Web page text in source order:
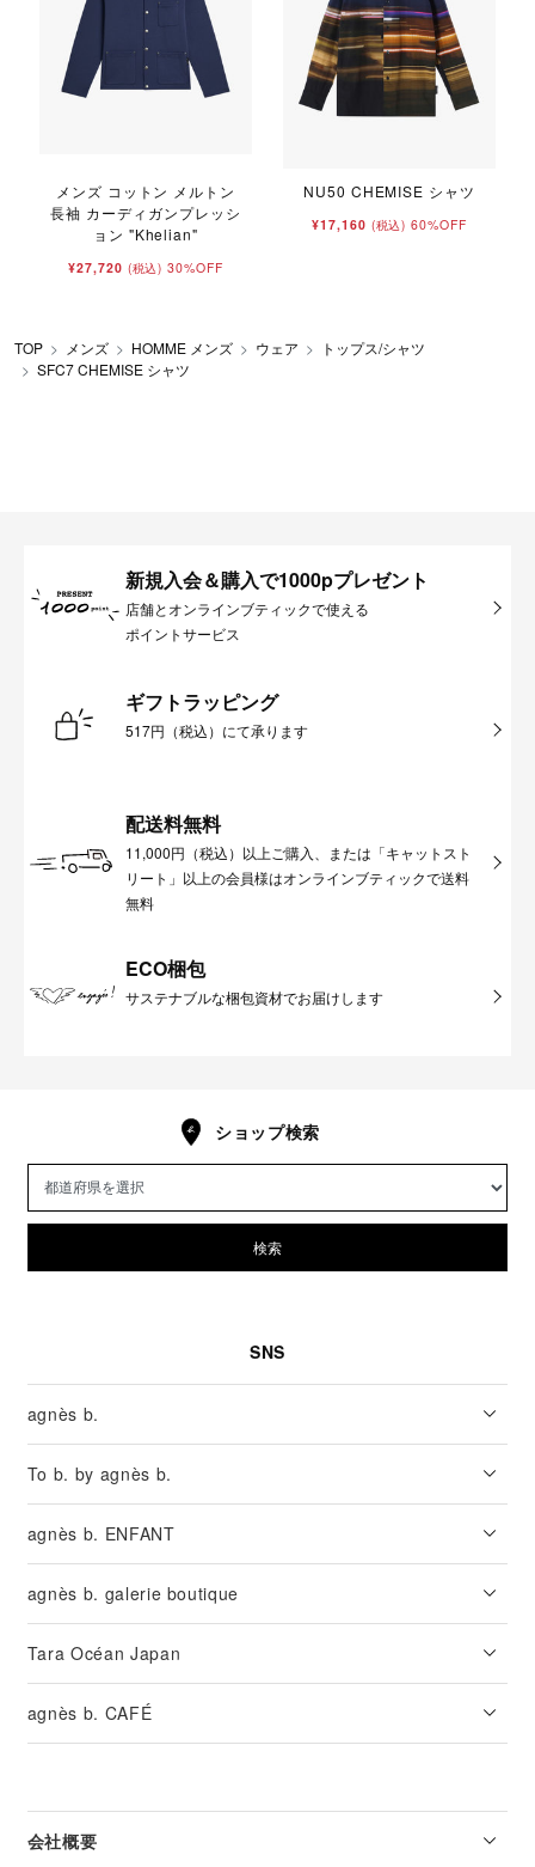
メンズ コットン メルトン
長袖 カーディガンプレッシ
ョン "Khelian"
¥27,720 (税込) 30%OFF
NU50 CHEMISE シャツ
¥17,160 (税込) 60%OFF
TOP メンズ HOMME メンズ ウェア
トップス/シャツ
SFC7 CHEMISE シャツ
新規入会＆購入で1000pプレゼント
店舗とオンラインブティックで使える
ポイントサービス
ギフトラッピング
517円（税込）にて承ります
配送料無料
11,000円（税込）以上ご購入、または「キャットスト
リート」以上の会員様はオンラインブティックで送料
無料
ECO梱包
サステナブルな梱包資材でお届けします
ショップ検索
検索
SNS
agnès b.
To b. by agnès b.
agnès b. ENFANT
agnès b. galerie boutique
Tara Océan Japan
agnès b. CAFÉ
会社概要